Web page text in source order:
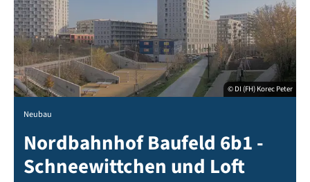
© DI (FH) Korec Peter
Neubau
Nordbahnhof Baufeld 6b1 -
Schneewittchen und Loft